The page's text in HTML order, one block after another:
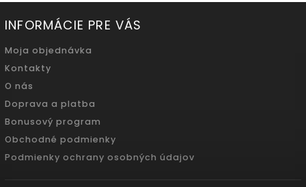
INFORMÁCIE PRE VÁS
Moja objednávka
Kontakty
O nás
Doprava a platba
Bonusový program
Obchodné podmienky
Podmienky ochrany osobných údajov